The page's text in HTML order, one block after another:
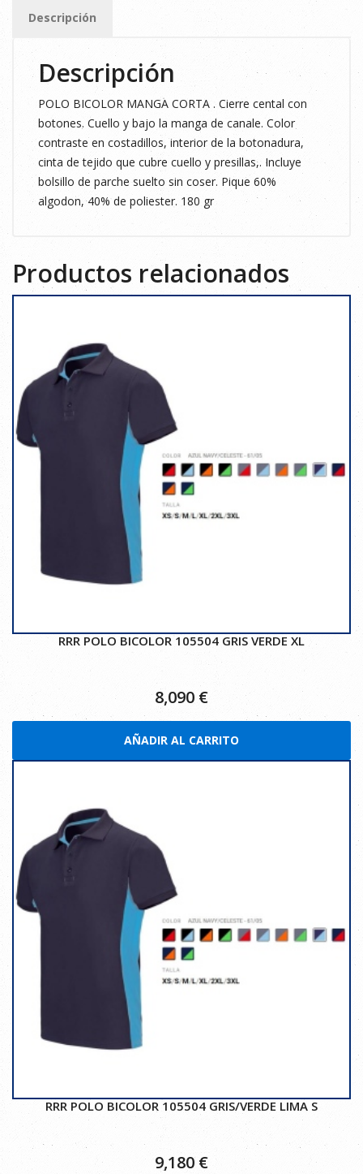
cantidad
Descripción
Descripción
POLO BICOLOR MANGA CORTA . Cierre cental con
botones. Cuello y bajo la manga de canale. Color
contraste en costadillos, interior de la botonadura,
cinta de tejido que cubre cuello y presillas,. Incluye
bolsillo de parche suelto sin coser. Pique 60%
algodon, 40% de poliester. 180 gr
Productos relacionados
RRR POLO BICOLOR 105504 GRIS VERDE XL
8,090 €
AÑADIR AL CARRITO
RRR POLO BICOLOR 105504 GRIS/VERDE LIMA S
9,180 €